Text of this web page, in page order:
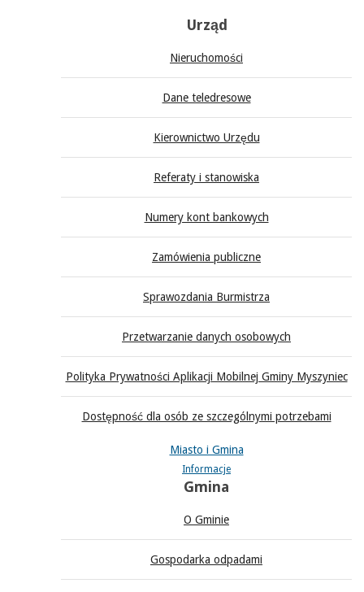
Urząd
Nieruchomości
Dane teledresowe
Kierownictwo Urzędu
Referaty i stanowiska
Numery kont bankowych
Zamówienia publiczne
Sprawozdania Burmistrza
Przetwarzanie danych osobowych
Polityka Prywatności Aplikacji Mobilnej Gminy Myszyniec
Dostępność dla osób ze szczególnymi potrzebami
Miasto i Gmina
Informacje
Gmina
O Gminie
Gospodarka odpadami